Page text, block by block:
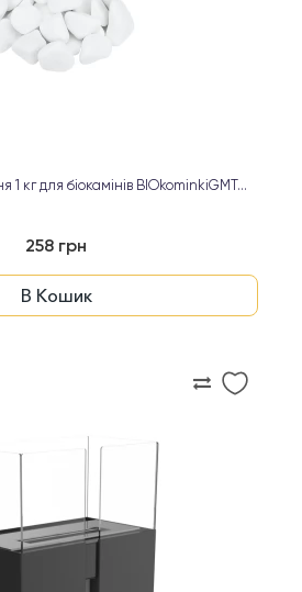
кг для біокамінів BIOkominkiGMT...
258 грн
В Кошик